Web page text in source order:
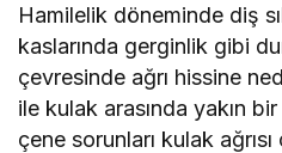
Hamilelik döneminde diş
kaslarında gerginlik gibi
çevresinde ağrı hissine
ile kulak arasında yakın
çene sorunları kulak